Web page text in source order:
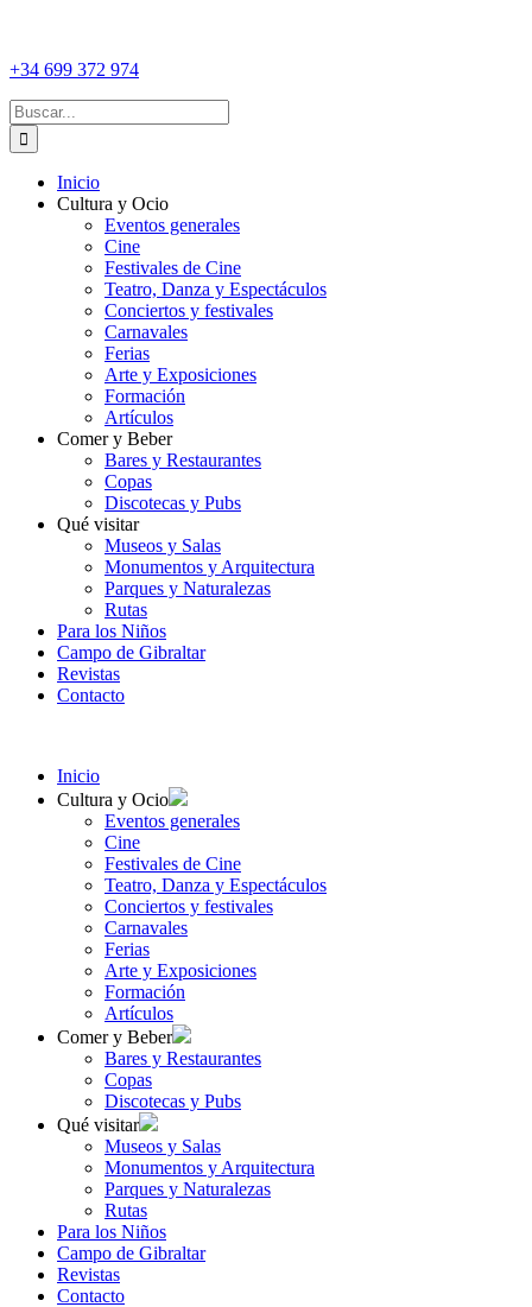
+34 699 372 974
Buscar:
Inicio
Cultura y Ocio
Eventos generales
Cine
Festivales de Cine
Teatro, Danza y Espectáculos
Conciertos y festivales
Carnavales
Ferias
Arte y Exposiciones
Formación
Artículos
Comer y Beber
Bares y Restaurantes
Copas
Discotecas y Pubs
Qué visitar
Museos y Salas
Monumentos y Arquitectura
Parques y Naturalezas
Rutas
Para los Niños
Campo de Gibraltar
Revistas
Contacto
Inicio
Cultura y Ocio
Eventos generales
Cine
Festivales de Cine
Teatro, Danza y Espectáculos
Conciertos y festivales
Carnavales
Ferias
Arte y Exposiciones
Formación
Artículos
Comer y Beber
Bares y Restaurantes
Copas
Discotecas y Pubs
Qué visitar
Museos y Salas
Monumentos y Arquitectura
Parques y Naturalezas
Rutas
Para los Niños
Campo de Gibraltar
Revistas
Contacto